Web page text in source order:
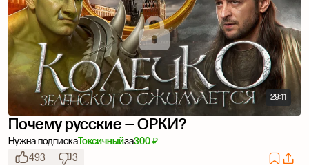
29:11
Почему русские — ОРКИ?
Нужна подпискаТоксичныйза300 ₽
493
3